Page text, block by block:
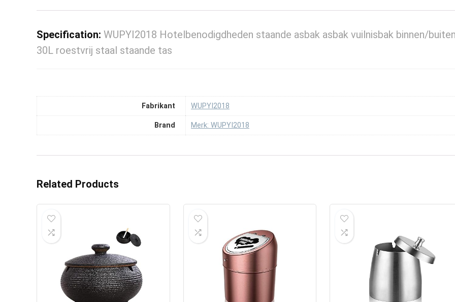
Specification: WUPYI2018 Hotelbenodigdheden staande asbak asbak vuilnisbak binnen/
30L roestvrij staal staande tas
Fabrikant ‎WUPYI2018
Brand Merk: WUPYI2018
Related Products